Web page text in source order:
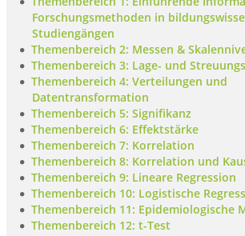
Forschungsmethoden in
Studiengängen
Themenbereich 2: Messen &
Themenbereich 3: Lage- und
Themenbereich 4: Verteilungen und
Datentransformation
Themenbereich 5: Signifikanz
Themenbereich 6: Effektstärke
Themenbereich 7: Korrelation
Themenbereich 8: Korrelation und
Themenbereich 9: Lineare Regression
Themenbereich 10: Logistische
Themenbereich 11: Epidemiologische
Themenbereich 12: t-Test